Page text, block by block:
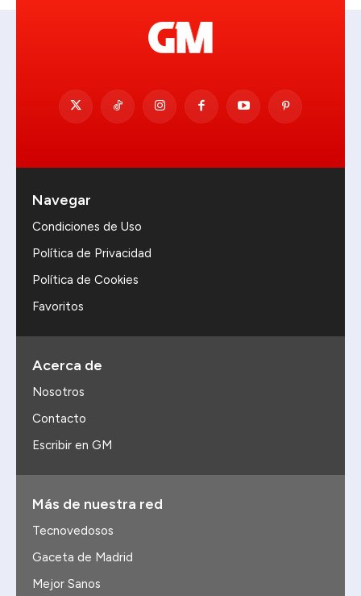
Navegar
Condiciones de Uso
Política de Privacidad
Política de Cookies
Favoritos
Acerca de
Nosotros
Contacto
Escribir en GM
Más de nuestra red
Tecnovedosos
Gaceta de Madrid
Mejor Sanos